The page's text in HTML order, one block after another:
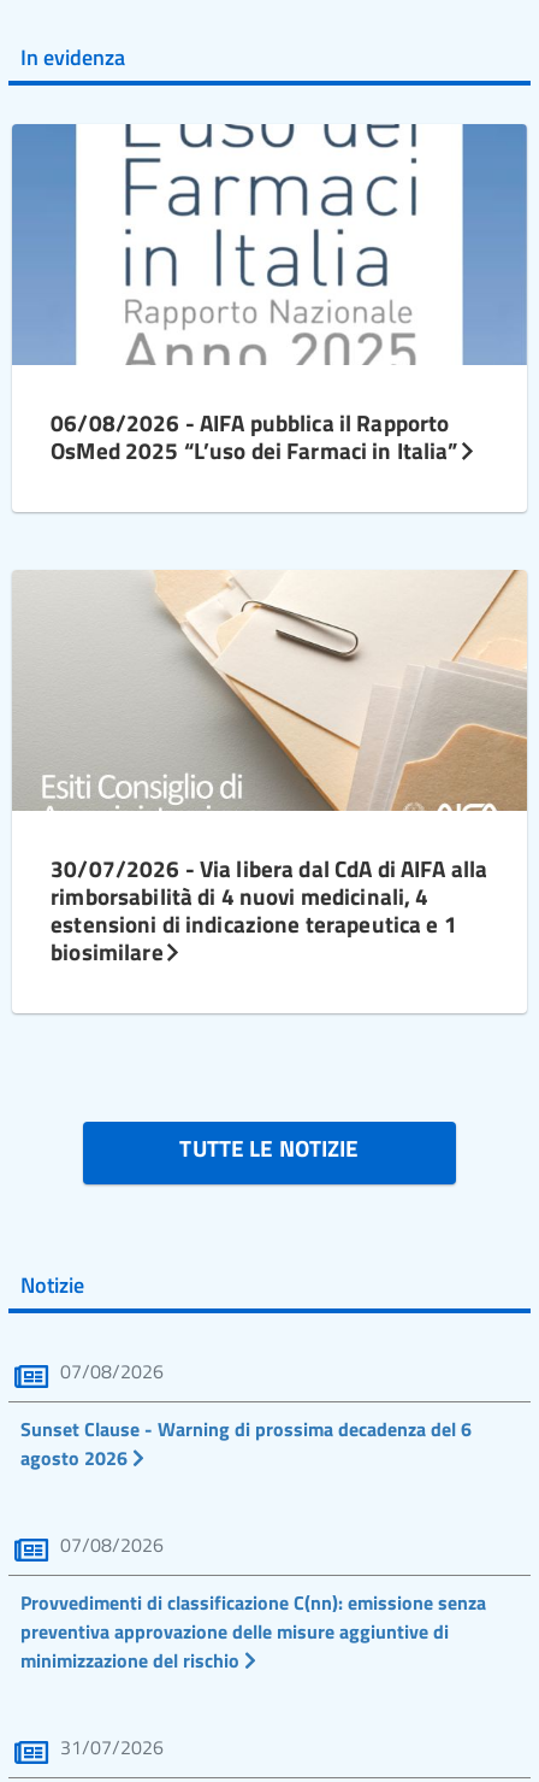
In evidenza
06/08/2026 - AIFA pubblica il Rapporto
OsMed 2025 “L’uso dei Farmaci in Italia”
30/07/2026 - Via libera dal CdA di AIFA alla
rimborsabilità di 4 nuovi medicinali, 4
estensioni di indicazione terapeutica e 1
biosimilare
TUTTE LE NOTIZIE
Notizie
07/08/2026
Sunset Clause - Warning di prossima decadenza del 6
agosto 2026
07/08/2026
Provvedimenti di classificazione C(nn): emissione senza
preventiva approvazione delle misure aggiuntive di
minimizzazione del rischio
31/07/2026